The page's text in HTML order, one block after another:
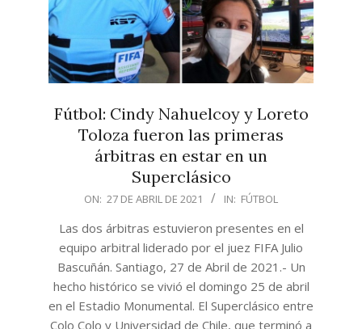
Fútbol: Cindy Nahuelcoy y Loreto
Toloza fueron las primeras
árbitras en estar en un
Superclásico
27
ON: 27 DE ABRIL DE 2021 IN: FÚTBOL
Las dos árbitras estuvieron presentes en el
equipo arbitral liderado por el juez FIFA Julio
Bascuñán. Santiago, 27 de Abril de 2021.- Un
hecho histórico se vivió el domingo 25 de abril
en el Estadio Monumental. El Superclásico entre
Colo Colo y Universidad de Chile, que terminó a